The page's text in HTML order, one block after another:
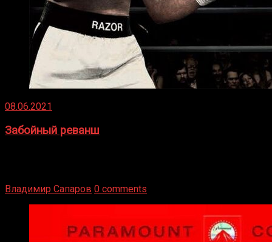
08.06.2021
Забойный реванш
Владимир Сапаров 0 comments